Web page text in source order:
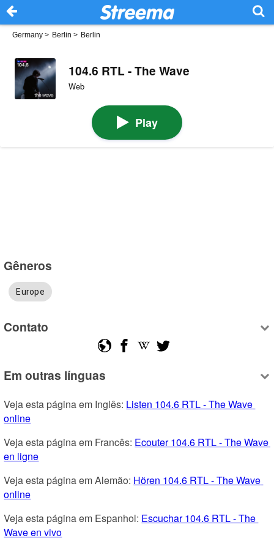
Germany > Berlin > Berlin
104.6 RTL - The Wave
Web
Play
Gêneros
Europe
Contato
Em outras línguas
Veja esta página em Inglês: Listen 104.6 RTL - The Wave
online
Veja esta página em Francês: Ecouter 104.6 RTL - The Wave
en ligne
Veja esta página em Alemão: Hören 104.6 RTL - The Wave
online
Veja esta página em Espanhol: Escuchar 104.6 RTL - The
Wave en vivo